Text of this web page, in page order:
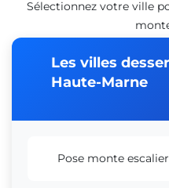
Sélectionnez votre ville
Les villes
Haute-Marne
Pose monte